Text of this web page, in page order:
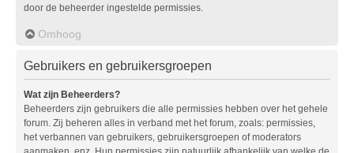
door de beheerder ingestelde permissies.
Omhoog
Gebruikers en gebruikersgroepen
Wat zijn Beheerders?
Beheerders zijn gebruikers die alle permissies hebben over het gehele
forum. Zij beheren alles in verband met het forum, zoals: permissies,
het verbannen van gebruikers, gebruikersgroepen of moderators